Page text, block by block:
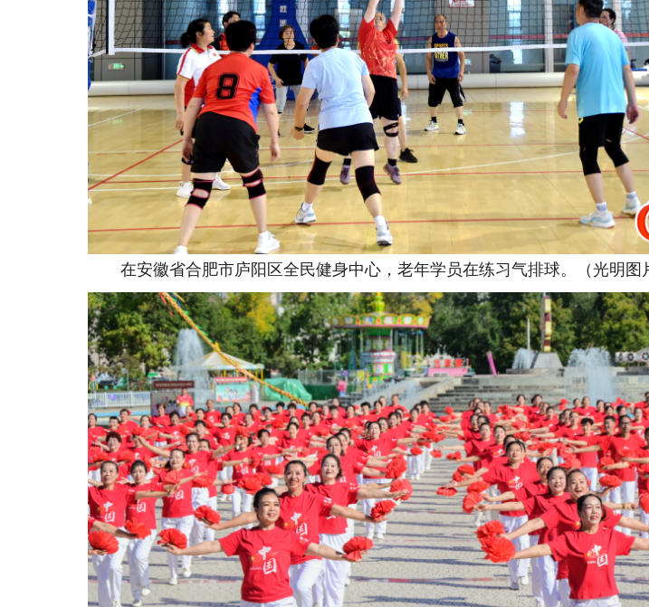
在安徽省合肥市庐阳区全民健身中心，老年学员在练习气排球。（光明图